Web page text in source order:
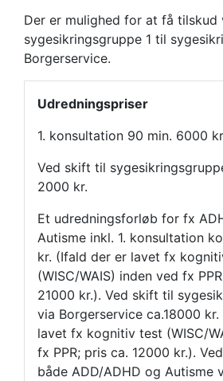
Der er mulighed for at få
sygesikringsgruppe 1 til
Borgerservice.
Udredningspriser
1. konsultation 90 min. 6000
Ved skift til
2000 kr.
Et udredningsforløb for fx
Autisme inkl. 1. konsultation
kr. (Ifald der er lavet fx
(WISC/WAIS) inden ved fx
21000 kr.). Ved skift til
via Borgerservice ca.18000 kr.
lavet fx kognitiv test (WISC/
fx PPR; pris ca. 12000 kr.).
både ADD/ADHD og Autisme